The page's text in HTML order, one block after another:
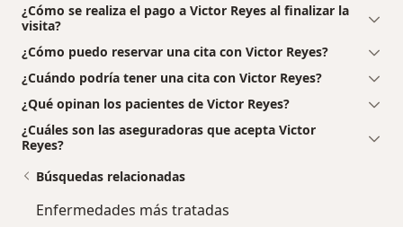
¿Cómo se realiza el pago a Victor Reyes al finalizar la
visita?
¿Cómo puedo reservar una cita con Victor Reyes?
¿Cuándo podría tener una cita con Victor Reyes?
¿Qué opinan los pacientes de Victor Reyes?
¿Cuáles son las aseguradoras que acepta Victor
Reyes?
Búsquedas relacionadas
Enfermedades más tratadas